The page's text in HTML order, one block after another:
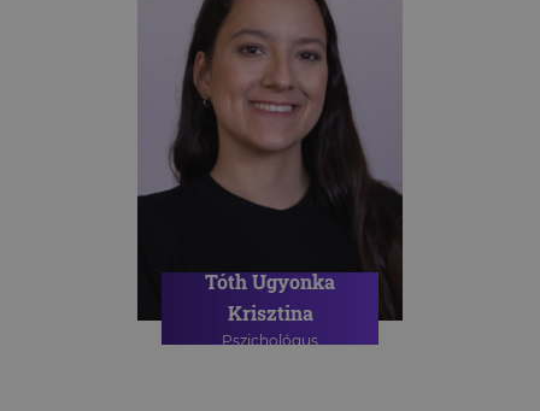
Tóth Ugyonka
Krisztina
Pszichológus